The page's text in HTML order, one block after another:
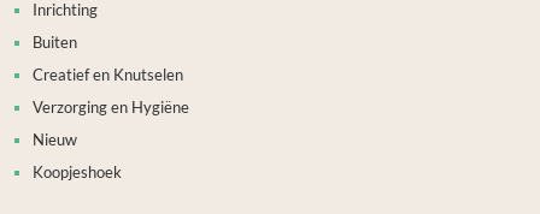
Inrichting
Buiten
Creatief en Knutselen
Verzorging en Hygiëne
Nieuw
Koopjeshoek